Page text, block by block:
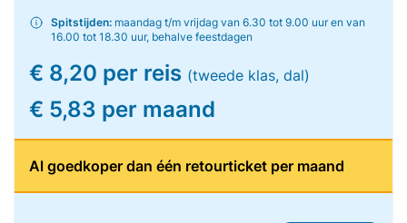
Spitstijden: maandag t/m vrijdag van 6.30 tot 9.00 uur en van
16.00 tot 18.30 uur, behalve feestdagen
€ 8,20 per reis (tweede klas, dal)
€ 5,83 per maand
Al goedkoper dan één retourticket per maand